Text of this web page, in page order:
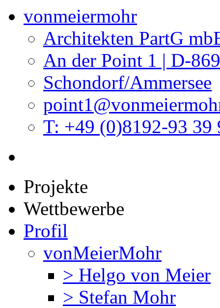
vonmeiermohr
Architekten PartG
An der Point 1 | D-
Schondorf/Ammersee
T: +49 (0)8192-93 39
Projekte
Wettbewerbe
Profil
vonMeierMohr
> Helgo von Meier
> Stefan Mohr